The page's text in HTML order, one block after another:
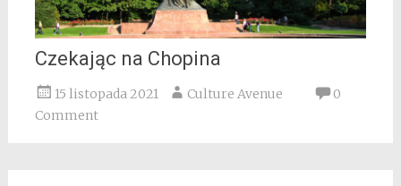
Czekając na Chopina
15 listopada 2021 Culture Avenue
0
Comment